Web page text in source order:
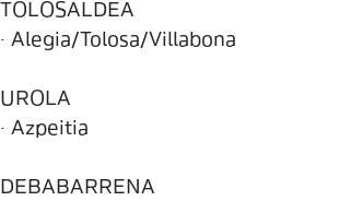
TOLOSALDEA
· Alegia/Tolosa/Villabona
UROLA
· Azpeitia
DEBABARRENA